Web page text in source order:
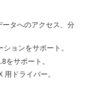
タへのアクセス、分
ョンをサポート。
をサポート。
ドライバー。